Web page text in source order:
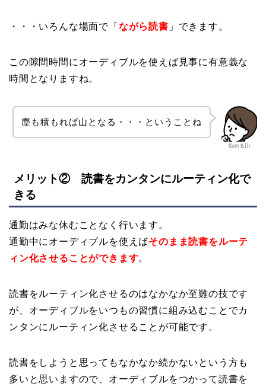
・・・いろんな場面で「 ながら読書 」できます。
この隙間時間にオーディブルを使えば見事に有意義な
時間となりますね。
悩めるDr
塵も積もれば山となる・・・ということね
メリット② 読書をカンタンにルーティン化で
きる
通勤はみな休むことなく行います。
通勤中にオーディブルを使えばそのまま読書をルーテ
ィン化させることができます。
読書をルーティン化させるのはなかなか至難の技です
が、オーディブルをいつもの習慣に組み込むことでカ
ンタンにルーティン化させることが可能です。
読書をしようと思ってもなかなか続かないという方も
多いと思いますので、オーディブルをつかって読書を